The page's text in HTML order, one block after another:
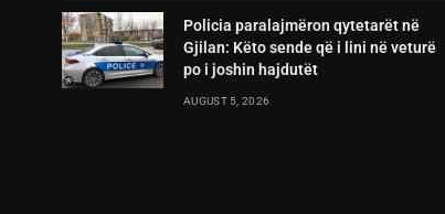
Policia paralajmëron qytetarët në
Gjilan: Këto sende që i lini në veturë
po i joshin hajdutët
AUGUST 5, 2026